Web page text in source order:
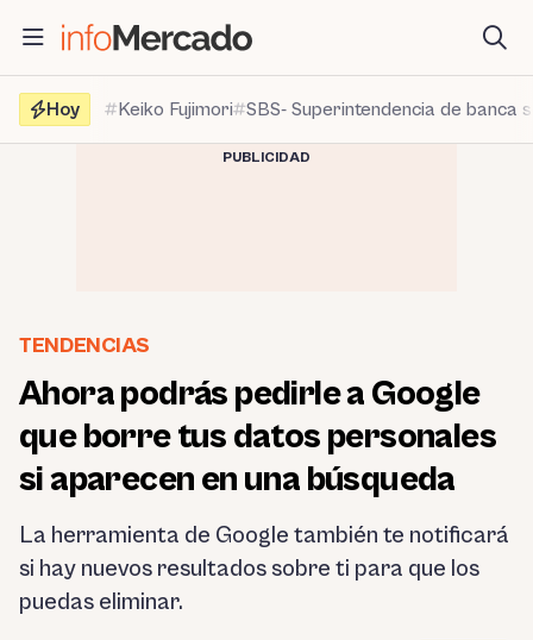
contenido
Hoy
Keiko Fujimori SBS- Superintendencia de banca
PUBLICIDAD
TENDENCIAS
Ahora podrás pedirle a Google
que borre tus datos personales
si aparecen en una búsqueda
La herramienta de Google también te notificará
si hay nuevos resultados sobre ti para que los
puedas eliminar.